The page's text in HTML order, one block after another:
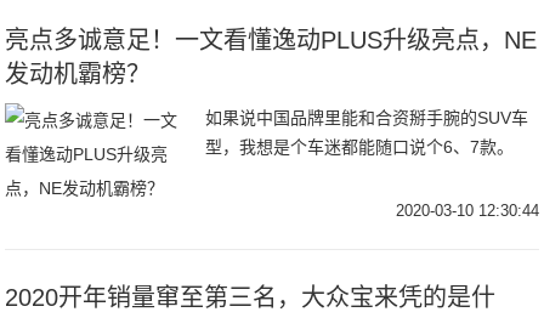
亮点多诚意足！一文看懂逸动PLUS升级亮点，NE
发动机霸榜？
如果说中国品牌里能和合资掰手腕的SUV车
型，我想是个车迷都能随口说个6、7款。
2020-03-10 12:30:44
2020开年销量窜至第三名，大众宝来凭的是什